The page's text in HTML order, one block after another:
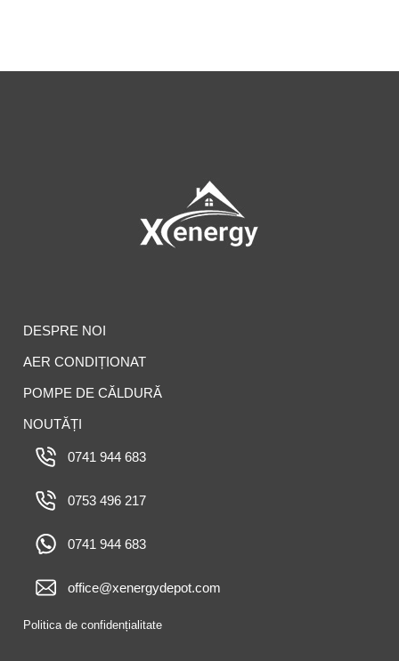
DESPRE NOI
AER CONDIȚIONAT
POMPE DE CĂLDURĂ
NOUTĂȚI
0741 944 683
0753 496 217
0741 944 683
office@xenergydepot.com
Politica de confidențialitate